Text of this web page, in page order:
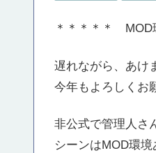
＊＊＊＊＊ MOD
遅れながら、あけ
今年もよろしくお
非公式で管理人さ
シーンはMOD環境